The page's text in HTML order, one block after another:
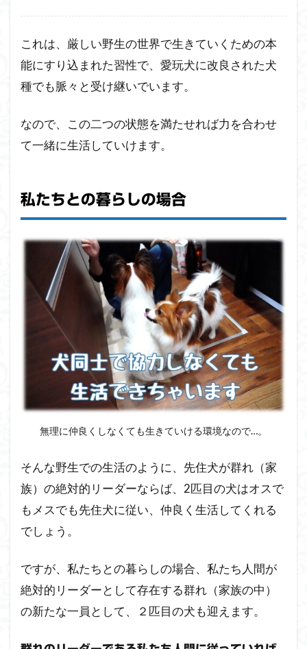
これは、厳しい野生の世界で生きていくための本
能にすり込まれた習性で、愛玩犬に改良された犬
種でも脈々と受け継いでいます。
なので、この二つの状態を満たせれば力を合わせ
て一緒に生活していけます。
私たちとの暮らしの場合
無理に仲良くしなくても生きていける環境なので…。
そんな野生での生活のように、先住犬が群れ（家
族）の絶対的リーダーならば、2匹目の犬はオスで
もメスでも先住犬に従い、仲良く生活してくれる
でしょう。
ですが、私たちとの暮らしの場合、私たち人間が
絶対的リーダーとして存在する群れ（家族の中）
の新たな一員として、２匹目の犬も迎えます。